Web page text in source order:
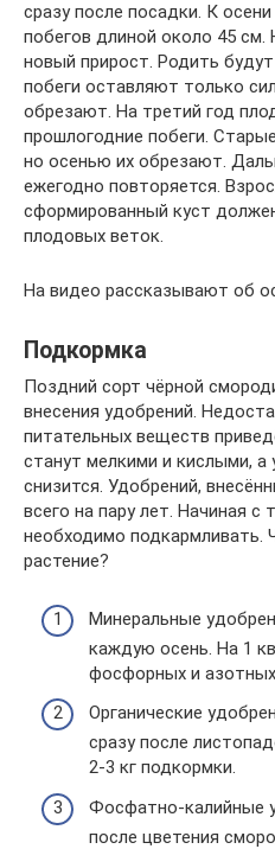
сразу после посадки. К
побегов длиной около 45
новый прирост. Родить
побеги оставляют только
обрезают. На третий год
прошлогодние побеги.
но осенью их обрезают.
ежегодно повторяется.
сформированный куст
плодовых веток.
На видео рассказывают об
Подкормка
Поздний сорт чёрной
внесения удобрений.
питательных веществ
станут мелкими и кислыми, а
снизится. Удобрений,
всего на пару лет. Начиная с
необходимо подкармливать.
растение?
Минеральные
каждую осень. На 1
фосфорных и азотных
Органические
сразу после
2-3 кг подкормки.
Фосфатно-калийные
после цветения